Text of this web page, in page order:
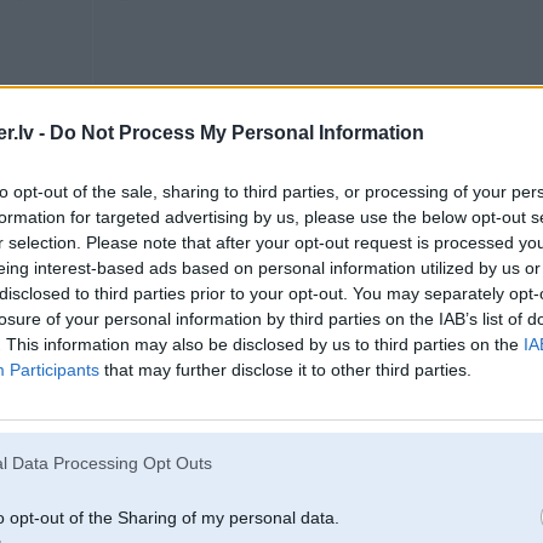
- Do Not Process My Personal Information
opt-out of the sale, sharing to third parties, or processing of your
for targeted advertising by us, please use the below opt-out
selection. Please note that after your opt-out request is processed
interest-based ads based on personal information utilized by us
to third parties prior to your opt-out. You may separately
of your personal information by third parties on the IAB’s list of
This information may also be disclosed by us to third parties on the
Participants that may further disclose it to other third parties.
Data Processing Opt Outs
opt-out of the Sharing of my personal data.
19 May 2008, 12:45:47 Whazaaa rakstīja:
normāli tur viss
nav jēga uztraukties